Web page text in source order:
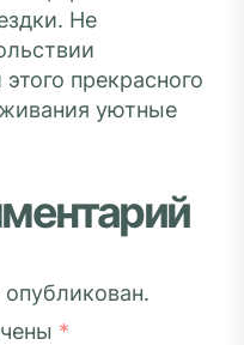
Не
прекрасного
уютные
*